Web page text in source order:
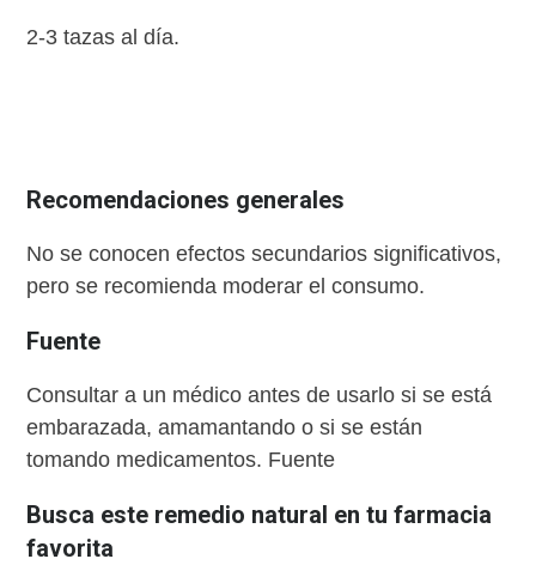
2-3 tazas al día.
Recomendaciones generales
No se conocen efectos secundarios significativos,
pero se recomienda moderar el consumo.
Fuente
Consultar a un médico antes de usarlo si se está
embarazada, amamantando o si se están
tomando medicamentos. Fuente
Busca este remedio natural en tu farmacia
favorita